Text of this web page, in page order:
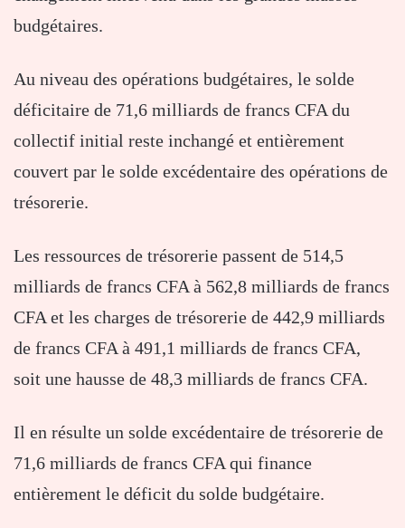
budgétaires.
Au niveau des opérations budgétaires, le solde
déficitaire de 71,6 milliards de francs CFA du
collectif initial reste inchangé et entièrement
couvert par le solde excédentaire des opérations de
trésorerie.
Les ressources de trésorerie passent de 514,5
milliards de francs CFA à 562,8 milliards de francs
CFA et les charges de trésorerie de 442,9 milliards
de francs CFA à 491,1 milliards de francs CFA,
soit une hausse de 48,3 milliards de francs CFA.
Il en résulte un solde excédentaire de trésorerie de
71,6 milliards de francs CFA qui finance
entièrement le déficit du solde budgétaire.